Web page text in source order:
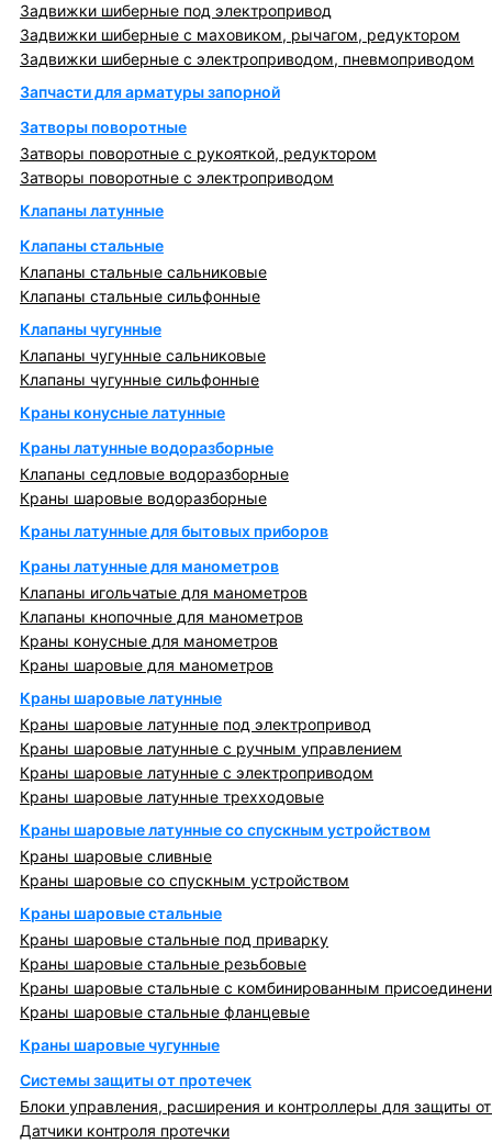
Задвижки шиберные под электропривод
Задвижки шиберные с маховиком, рычагом, редуктором
Задвижки шиберные с электроприводом, пневмоприводом
Запчасти для арматуры запорной
Затворы поворотные
Затворы поворотные с рукояткой, редуктором
Затворы поворотные с электроприводом
Клапаны латунные
Клапаны стальные
Клапаны стальные сальниковые
Клапаны стальные сильфонные
Клапаны чугунные
Клапаны чугунные сальниковые
Клапаны чугунные сильфонные
Краны конусные латунные
Краны латунные водоразборные
Клапаны седловые водоразборные
Краны шаровые водоразборные
Краны латунные для бытовых приборов
Краны латунные для манометров
Клапаны игольчатые для манометров
Клапаны кнопочные для манометров
Краны конусные для манометров
Краны шаровые для манометров
Краны шаровые латунные
Краны шаровые латунные под электропривод
Краны шаровые латунные с ручным управлением
Краны шаровые латунные с электроприводом
Краны шаровые латунные трехходовые
Краны шаровые латунные со спускным устройством
Краны шаровые сливные
Краны шаровые со спускным устройством
Краны шаровые стальные
Краны шаровые стальные под приварку
Краны шаровые стальные резьбовые
Краны шаровые стальные с комбинированным
Краны шаровые стальные фланцевые
Краны шаровые чугунные
Системы защиты от протечек
Блоки управления, расширения и контроллеры для защиты
Датчики контроля протечки